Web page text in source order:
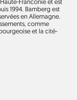
1994. Bamberg est
en Allemagne.
comme
et la cité-